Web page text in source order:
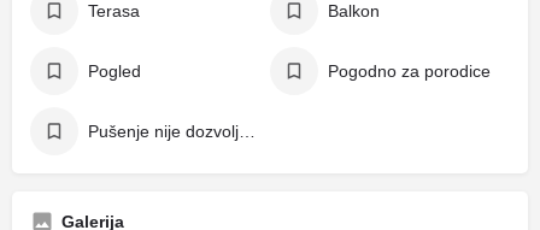
Terasa Balkon
Pogled Pogodno za porodice
Galerija